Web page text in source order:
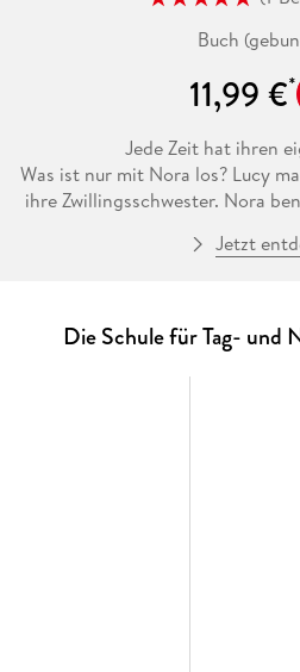
Buch
11,99 €
Jede Zeit hat ihren
Was ist nur mit Nora los? Lucy
ihre Zwillingsschwester. Nora
hundemüde und kann kaum
mutigen Plan, um
Erlebe alle Abenteuer von Nora
Tag- und
Jetzt
Die Schule für Tag- und